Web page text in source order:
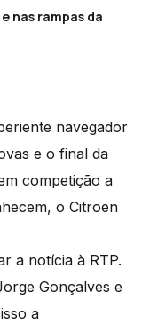
nas rampas da
navegador
e o final da
competição a
o Citroen
a notícia à RTP.
Gonçalves e
a